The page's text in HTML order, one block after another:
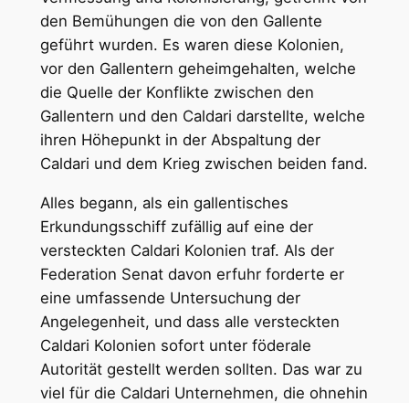
den Bemühungen die von den Gallente
geführt wurden. Es waren diese Kolonien,
vor den Gallentern geheimgehalten, welche
die Quelle der Konflikte zwischen den
Gallentern und den Caldari darstellte, welche
ihren Höhepunkt in der Abspaltung der
Caldari und dem Krieg zwischen beiden fand.
Alles begann, als ein gallentisches
Erkundungsschiff zufällig auf eine der
versteckten Caldari Kolonien traf. Als der
Federation Senat davon erfuhr forderte er
eine umfassende Untersuchung der
Angelegenheit, und dass alle versteckten
Caldari Kolonien sofort unter föderale
Autorität gestellt werden sollten. Das war zu
viel für die Caldari Unternehmen, die ohnehin